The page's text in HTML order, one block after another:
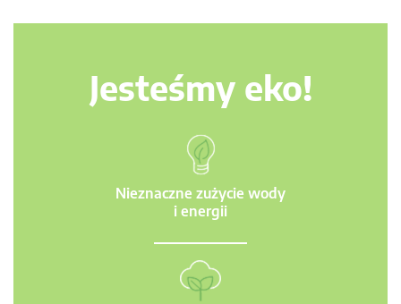
Jesteśmy eko!
Nieznaczne zużycie wody
i energii